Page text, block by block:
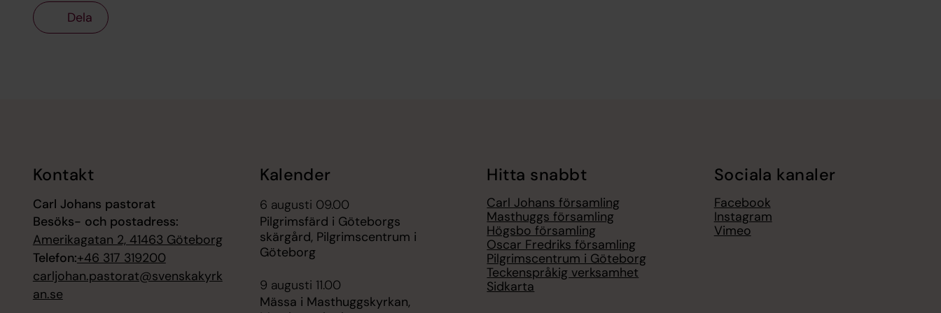
Dela
Kontakt
Carl Johans pastorat
Besöks- och postadress:
Amerikagatan 2, 41463 Göteborg
Telefon:+46 317 319200
carljohan.pastorat@svenskakyrk
an.se
Kalender
6 augusti 09.00
Pilgrimsfärd i Göteborgs
skärgård, Pilgrimscentrum i
Göteborg
9 augusti 11.00
Mässa i Masthuggskyrkan,
Hitta snabbt
Carl Johans församling
Masthuggs församling
Högsbo församling
Oscar Fredriks församling
Pilgrimscentrum i Göteborg
Teckenspråkig verksamhet
Sidkarta
Sociala kanaler
Facebook
Instagram
Vimeo